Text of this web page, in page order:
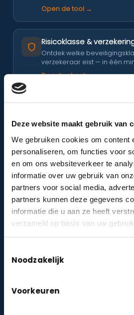
Deze website maakt gebruik van
We gebruiken cookies om content
personaliseren, om functies voor
en om ons websiteverkeer te
informatie over uw gebruik van
partners voor social media,
partners kunnen deze gegevens
informatie die u aan ze heeft
verzameld op basis van uw
Noodzakelijk
Voorkeuren
Open de tool →
Risicoklasse &
Ontdek welke
verzekeraar eist — in één
Doe de check →
Stel een AVG-proof
je Vereniging van Eigenaren.
Maak protocol →
Woon ik veilig?
Doe de korte
persoonlijk advies voor jouw
Doe de quiz →
DIENSTEN
Alarmbeveiliging